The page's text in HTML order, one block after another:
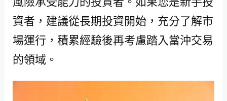
資者，建議從長期投資開始，充分了解市
場運行，積累經驗後再考慮踏入當沖交易
的領域。